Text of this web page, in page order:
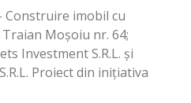
Construire imobil cu
Moșoiu nr. 64;
Investment S.R.L. și
Proiect din inițiativa